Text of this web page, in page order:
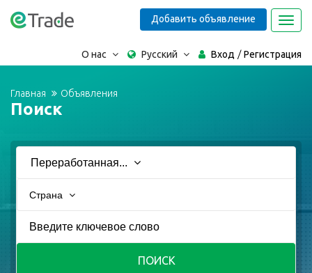
О нас
Русский Вход Регистрация
Добавить объявление
Главная Объявления
Поиск
Переработанная...
Страна
ПОИСК